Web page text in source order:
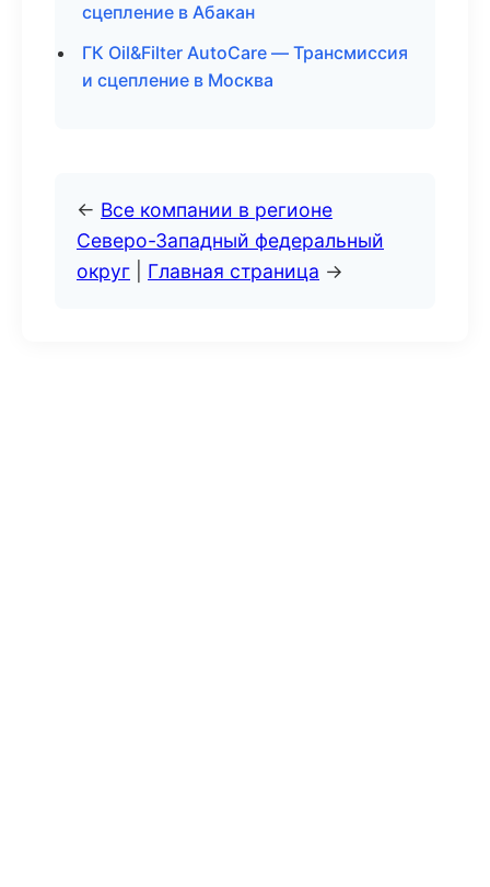
сцепление в Абакан
ГК Oil&Filter AutoCare — Трансмиссия
и сцепление в Москва
← Все компании в регионе
Северо-Западный федеральный
округ
Главная страница →